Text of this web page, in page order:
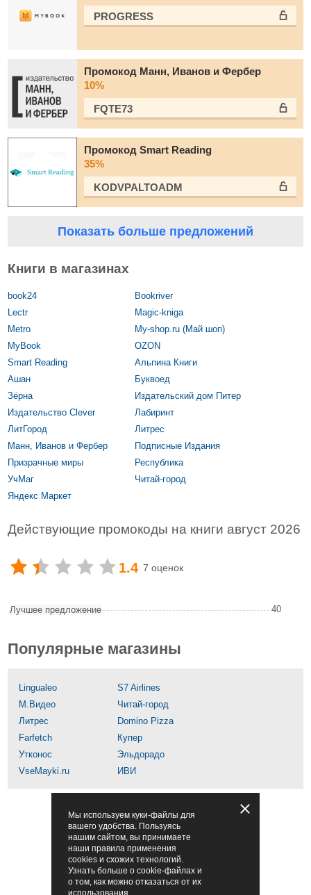
PROGRESS
Промокод Манн, Иванов и Фербер
10%
FQTE73
Промокод Smart Reading
35%
KODVPALTOADM
Показать больше предложений
Книги в магазинах
book24
Bookriver
Lectr
Magic-kniga
Metro
My-shop.ru (Май шоп)
MyBook
OZON
Smart Reading
Альпина Книги
Ашан
Буквоед
Зёрна
Издательский дом Питер
Издательство Clever
Лабиринт
ЛитГород
Литрес
Манн, Иванов и Фербер
Подписные Издания
Призрачные миры
Республика
УчМаг
Читай-город
Яндекс Маркет
Действующие промокоды на книги август 2026
1.4 7 оценок
Лучшее предложение 40
Популярные магазины
Lingualeo
S7 Airlines
М.Видео
Читай-город
Литрес
Domino Pizza
Farfetch
Купер
Утконос
Эльдорадо
VseMayki.ru
ИВИ
Мы используем куки-файлы для
вашего удобства. Пользуясь
нашим сайтом, вы принимаете
наши правила применения
cookies и схожих технологий.
Узнать больше о cookie-файлах и
о том, как можно отказаться от их
использования